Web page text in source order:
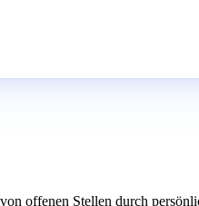
offenen Stellen durch